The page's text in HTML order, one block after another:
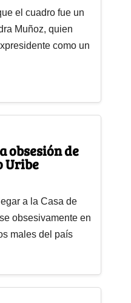
el cuadro fue un
Muñoz, quien
como un
obsesión de
Uribe
a la Casa de
obsesivamente en
males del país